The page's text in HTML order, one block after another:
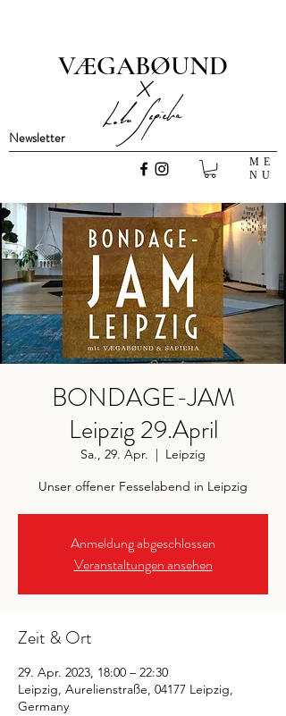
x
VÆGABØUND
Newsletter
ME
NU
BONDAGE-JAM
Leipzig 29.April
Sa., 29. Apr.
  |
Leipzig
Unser offener Fesselabend in Leipzig
Anmeldung abgeschlossen
Veranstaltungen ansehen
Zeit & Ort
29. Apr. 2023, 18:00 – 22:30
Leipzig, Aurelienstraße, 04177 Leipzig,
Germany